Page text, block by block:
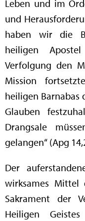
Leben und im
und
haben wir die
heiligen
Verfolgung den
Mission
heiligen Barnabas
Glauben
Drangsale
gelangen“ (Apg
Der
wirksames Mittel
Sakrament der
Heiligen